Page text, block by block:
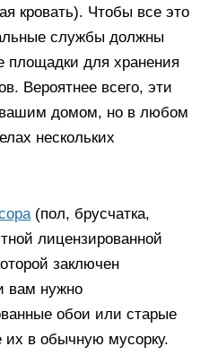
кровать). Чтобы все это
службы должны
площадки для хранения
Вероятнее всего, эти
домом, но в любом
нескольких
(пол, брусчатка,
лицензированной
заключен
вам нужно
обои или старые
их в обычную мусорку.